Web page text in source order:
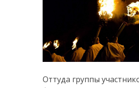
Оттуда группы